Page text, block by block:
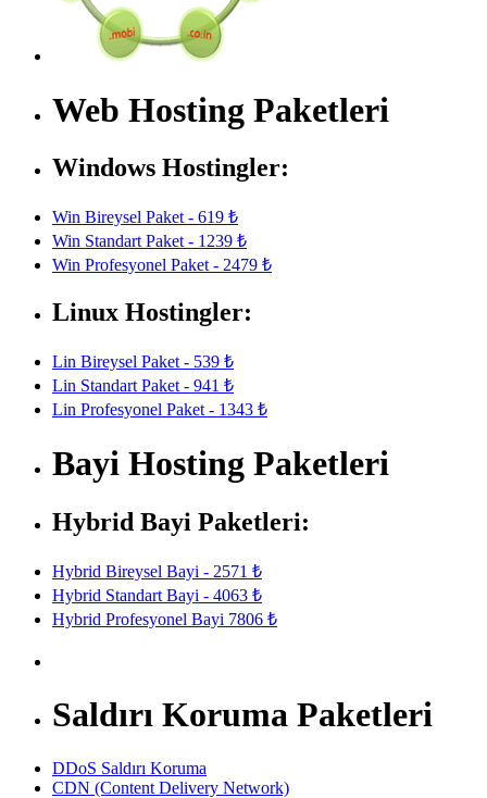
Web Hosting Paketleri
Windows Hostingler:
Win Bireysel Paket - 619 ₺
Win Standart Paket - 1239 ₺
Win Profesyonel Paket - 2479 ₺
Linux Hostingler:
Lin Bireysel Paket - 539 ₺
Lin Standart Paket - 941 ₺
Lin Profesyonel Paket - 1343 ₺
Bayi Hosting Paketleri
Hybrid Bayi Paketleri:
Hybrid Bireysel Bayi - 2571 ₺
Hybrid Standart Bayi - 4063 ₺
Hybrid Profesyonel Bayi 7806 ₺
Saldırı Koruma Paketleri
DDoS Saldırı Koruma
CDN (Content Delivery Network)